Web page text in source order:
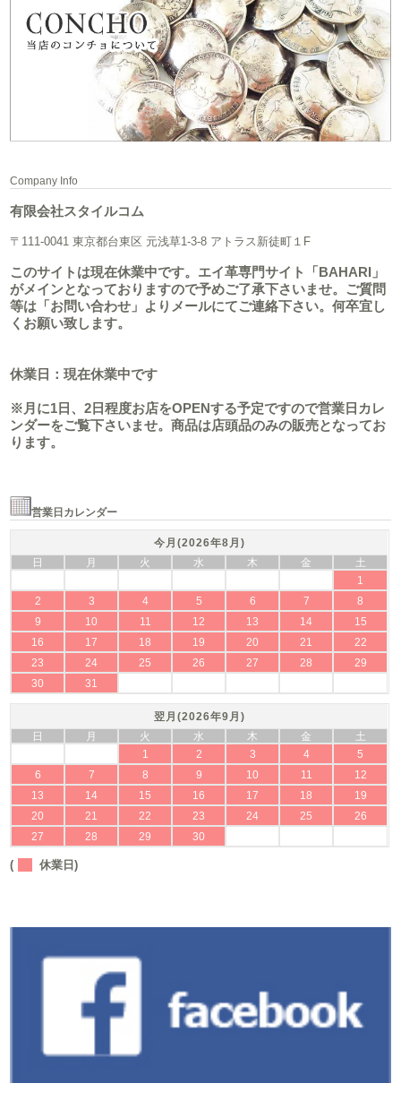
Company Info
有限会社スタイルコム
〒111-0041 東京都台東区 元浅草1-3-8 アトラス新徒町１F
このサイトは現在休業中です。エイ革専門サイト「BAHARI」
がメインとなっておりますので予めご了承下さいませ。ご質問
等は「お問い合わせ」よりメールにてご連絡下さい。何卒宜し
くお願い致します。
休業日：現在休業中です
※月に1日、2日程度お店をOPENする予定ですので営業日カレ
ンダーをご覧下さいませ。商品は店頭品のみの販売となってお
ります。
営業日カレンダー
今月(2026年8月)
日
月 火 水 木 金
土
1
2
3 4 5 6 7
8
9
10 11 12 13 14
15
16
17 18 19 20 21
22
23
24 25 26 27 28
29
30
31
翌月(2026年9月)
日
月 火 水 木 金
土
1
2 3 4
5
6
7 8 9 10 11
12
13
14 15 16 17 18
19
20
21 22 23 24 25
26
27
28 29 30
( 休業日)